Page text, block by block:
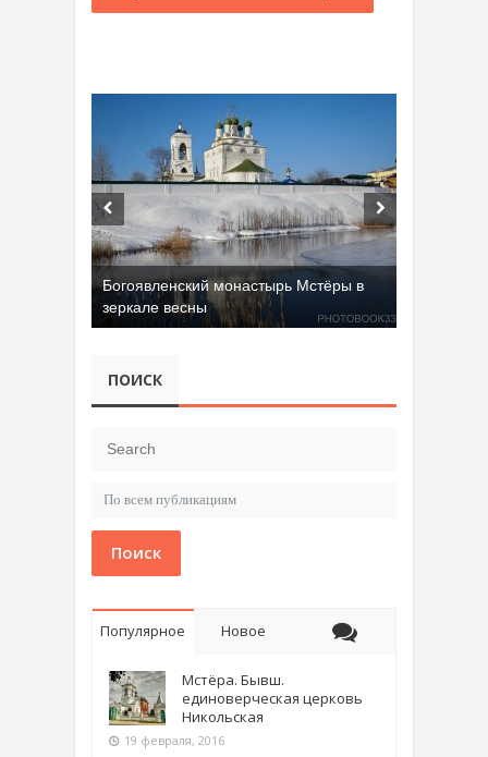
Богоявленский монастырь Мстёры в
зеркале весны
ПОИСК
Поиск
Популярное Новое
Мстёра. Бывш.
единоверческая церковь
Никольская
19 февраля, 2016